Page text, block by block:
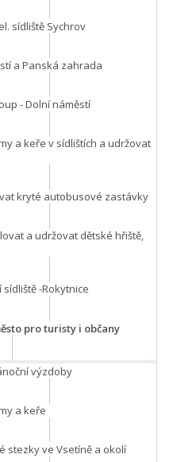
sídliště Sychrov
a Panská zahrada
- Dolní náměstí
a keře v sídlištích a udržovat
kryté autobusové zastávky
a udržovat dětské hřiště,
-Rokytnice
pro turisty i občany
výzdoby
a keře
stezky ve Vsetíně a okolí